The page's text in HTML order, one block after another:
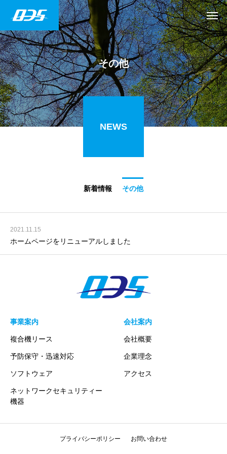
その他
NEWS
新着情報 その他
2021.11.15
ホームページをリニューアルしました
事業案内
複合機リース
予防保守・迅速対応
ソフトウェア
ネットワークセキュリティー
機器
会社案内
会社概要
企業理念
アクセス
プライバシーポリシー お問い合わせ